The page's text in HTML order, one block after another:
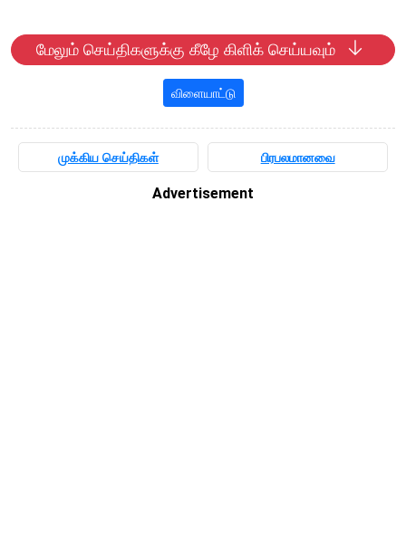
மேலும் செய்திகளுக்கு கீழே கிளிக் செய்யவும்
விளையாட்டு
முக்கிய செய்திகள் பிரபலமானவை
Advertisement